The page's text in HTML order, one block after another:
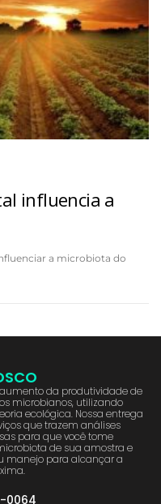
influencia a
a microbiota do
da produtividade de
microbianos, utilizando
ecológica. Nossa entrega
que trazem análises
para que você tome
de sua amostra e
manejo para alcançar a
0064